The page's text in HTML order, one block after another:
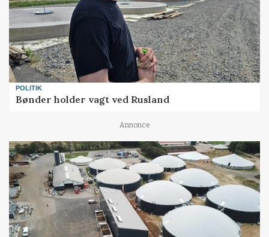
POLITIK
Bønder holder vagt ved Rusland
Annonce